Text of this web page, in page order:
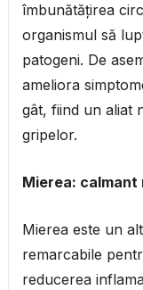
îmbunătățirea
organismul să
patogeni. De
ameliora
gât, fiind un aliat
gripelor.
Mierea:
Mierea este un
remarcabile
reducerea